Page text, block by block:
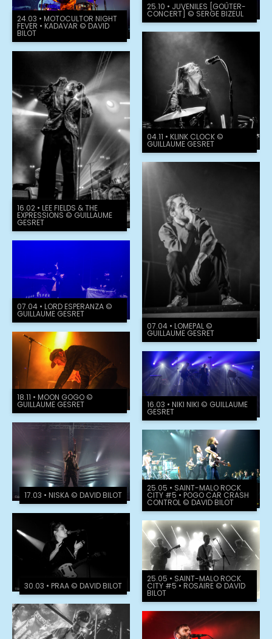
25.10 • JUVENILES [GOÛTER-
CONCERT] © SERGE BIZEUL
24.03 • MOTOCULTOR NIGHT
FEVER • KADAVAR © DAVID
BILOT
04.11 • KLINK CLOCK ©
GUILLAUME GESRET
16.02 • LEE FIELDS & THE
EXPRESSIONS © GUILLAUME
GESRET
07.04 • LOMEPAL ©
GUILLAUME GESRET
07.04 • LORD ESPERANZA ©
GUILLAUME GESRET
18.11 • MOON GOGO ©
GUILLAUME GESRET 16.03 • NIKI NIKI © GUILLAUME
GESRET
17.03 • NISKA © DAVID BILOT
25.05 • SAINT-MALO ROCK
CITY #5 • POGO CAR CRASH
CONTROL © DAVID BILOT
30.03 • PRAA © DAVID BILOT
25.05 • SAINT-MALO ROCK
CITY #5 • ROSAIRE © DAVID
BILOT